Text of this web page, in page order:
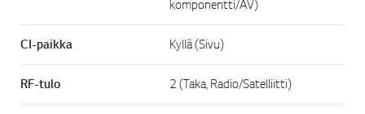
komponentti/AV)
CI-paikka Kyllä (Sivu)
RF-tulo 2 (Taka, Radio/Satelliitti)